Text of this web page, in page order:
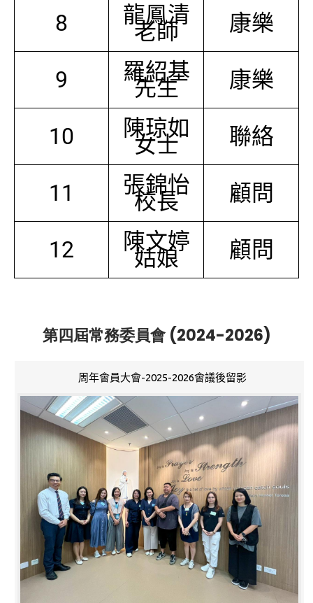
8 龍鳳清
老師 康樂
9 羅紹基
先生 康樂
10 陳琼如
女士 聯絡
11 張錦怡
校長 顧問
12 陳文婷
姑娘 顧問
第四屆常務委員會 (2024-2026)
周年會員大會-2025-2026會議後留影